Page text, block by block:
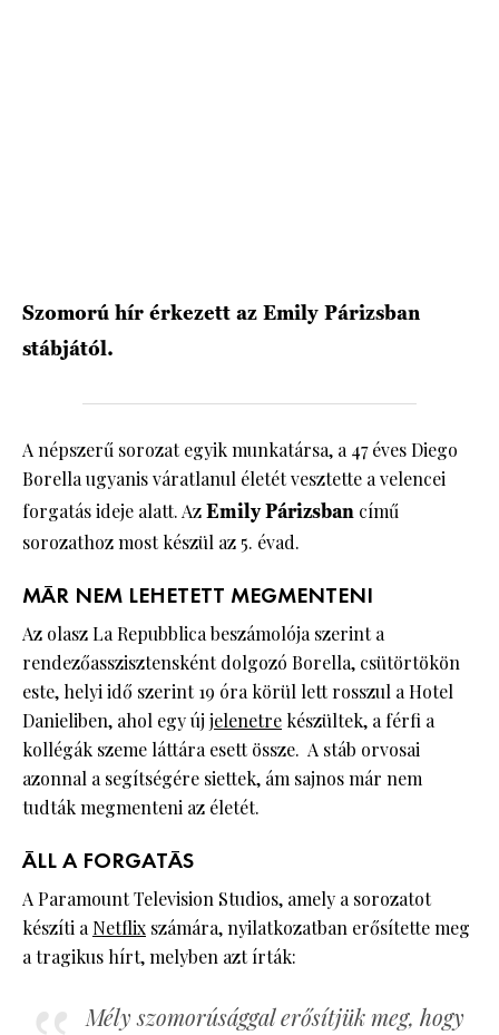
Szomorú hír érkezett az Emily Párizsban
stábjától.
A népszerű sorozat egyik munkatársa, a 47 éves Diego
Borella ugyanis váratlanul életét vesztette a velencei
forgatás ideje alatt. AzEmily Párizsban című
sorozathoz most készül az 5. évad.
MÁR NEM LEHETETT MEGMENTENI
Az olasz La Repubblica beszámolója szerint a
rendezőasszisztensként dolgozó Borella, csütörtökön
este, helyi idő szerint 19 óra körül lett rosszul a Hotel
Danieliben, ahol egy új jelenetre készültek, a férfi a
kollégák szeme láttára esett össze. A stáb orvosai
azonnal a segítségére siettek, ám sajnos már nem
tudták megmenteni az életét.
ÁLL A FORGATÁS
A Paramount Television Studios, amely a sorozatot
készíti aNetflix számára, nyilatkozatban erősítette meg
a tragikus hírt, melyben azt írták:
Mély szomorúsággal erősítjük meg, hogy